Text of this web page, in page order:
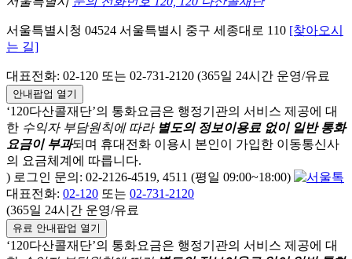
서울특별시청 04524 서울특별시 중구 세종대로 110 [찾아오시
는 길]
대표전화: 02-120 또는 02-731-2120 (365일 24시간 운영/유료
안내팝업 열기
‘120다산콜재단’의 통화요금은 행정기관의 서비스 제공에 대
한 수익자 부담원칙에 따라 별도의 정보이용료 없이 일반 통화
요금이 부과되며 휴대전화 이용시 본인이 가입한 이동통신사
의 요금체계에 따릅니다.
) 로그인 문의: 02-2126-4519, 4511 (평일 09:00~18:00)
대표전화: 02-120 또는 02-731-2120
(365일 24시간 운영/유료
유료 안내팝업 열기
‘120다산콜재단’의 통화요금은 행정기관의 서비스 제공에 대